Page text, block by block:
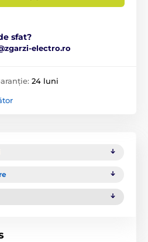
sfat?
electro.ro
24 luni